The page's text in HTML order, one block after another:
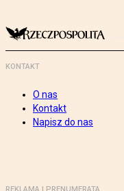
KONTAKT
O nas
Kontakt
Napisz do nas